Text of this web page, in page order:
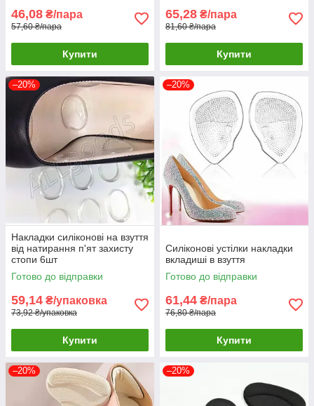
46,08 ₴/пара
57,60 ₴/пара
Купити
65,28 ₴/пара
81,60 ₴/пара
Купити
–20%
Накладки силіконові на взуття
від натирання п'ят захисту
стопи 6шт
Готово до відправки
59,14 ₴/упаковка
73,92 ₴/упаковка
Купити
–20%
Силіконові устілки накладки
вкладиші в взуття
Готово до відправки
61,44 ₴/пара
76,80 ₴/пара
Купити
–20% –20%